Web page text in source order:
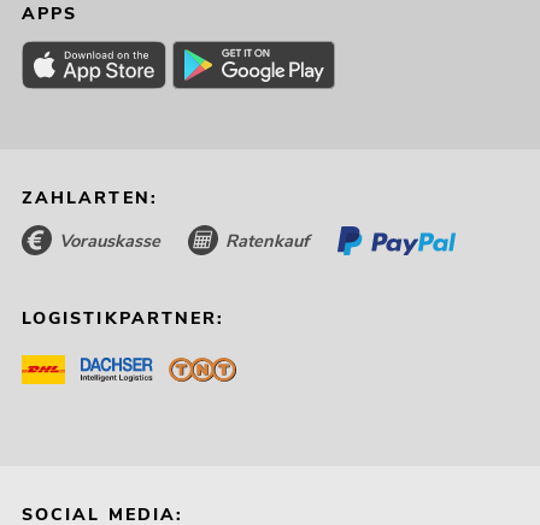
APPS
ZAHLARTEN:
Vorauskasse Ratenkauf
LOGISTIKPARTNER:
SOCIAL MEDIA: